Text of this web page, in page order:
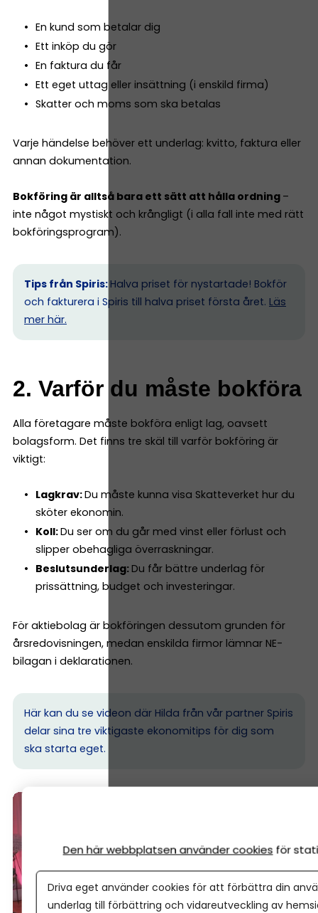
En kund som betalar dig
Ett inköp du gör
En faktura du får
Ett eget uttag eller insättning (i enskild firma)
Skatter och moms som ska betalas
Varje händelse behöver ett underlag: kvitto, faktura eller
annan dokumentation.
Bokföring är alltså bara ett sätt att hålla ordning –
inte något mystiskt och krångligt (i alla fall inte med rätt
bokföringsprogram).
Tips från Spiris: Halva priset för nystartade! Bokför
och fakturera i Spiris till halva priset första året. Läs
mer här.
2. Varför du måste bokföra
Alla företagare måste bokföra enligt lag, oavsett
bolagsform. Det finns tre skäl till varför bokföring är
viktigt:
Lagkrav:Du måste kunna visa Skatteverket hur du
sköter ekonomin.
Koll:Du ser om du går med vinst eller förlust och
slipper obehagliga överraskningar.
Beslutsunderlag: Du får bättre underlag för
prissättning, budget och investeringar.
För aktiebolag är bokföringen dessutom grunden för
årsredovisningen, medan enskilda firmor lämnar NE-
bilagan i deklarationen.
Här kan du se videon där Hilda från vår partner Spiris
delar sina tre viktigaste ekonomitips för dig som
ska starta eget.
Den här webbplatsen använder cookies för
Driva eget använder cookies för att förbättra din
underlag till förbättring och vidareutveckling av